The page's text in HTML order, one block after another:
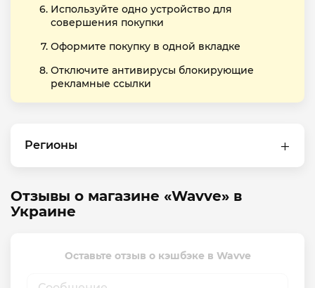
Используйте одно устройство для
совершения покупки
Оформите покупку в одной вкладке
Отключите антивирусы блокирующие
рекламные ссылки
Регионы
Отзывы о магазине «Wavve» в
Украине
Оставьте отзыв о кэшбэке в Wavve